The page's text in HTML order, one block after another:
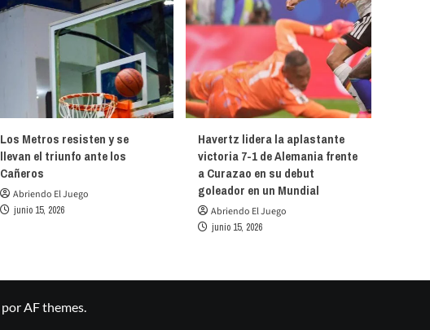
Los Metros resisten y se
llevan el triunfo ante los
Cañeros
Abriendo El Juego
junio 15, 2026
Havertz lidera la aplastante
victoria 7-1 de Alemania frente
a Curazao en su debut
goleador en un Mundial
Abriendo El Juego
junio 15, 2026
por AF themes.